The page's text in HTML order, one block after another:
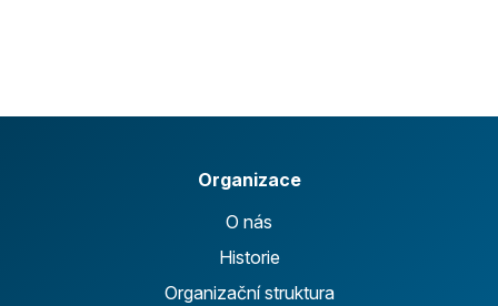
Organizace
O nás
Historie
Organizační struktura